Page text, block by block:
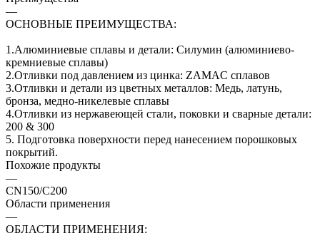
—
ОСНОВНЫЕ ПРЕИМУЩЕСТВА:
1.Алюминиевые сплавы и детали: Силумин (алюминиево-
кремниевые сплавы)
2.Отливки под давлением из цинка: ZAMAC сплавов
3.Отливки и детали из цветных металлов: Медь, латунь,
бронза, медно-никелевые сплавы
4.Отливки из нержавеющей стали, поковки и сварные детали:
200 & 300
5. Подготовка поверхности перед нанесением порошковых
покрытий.
Похожие продукты
—
CN150/C200
Области применения
—
ОБЛАСТИ ПРИМЕНЕНИЯ: